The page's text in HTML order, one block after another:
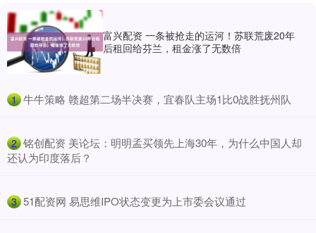
富兴配资 一条被抢走的运河！苏联荒废20年
后租回给芬兰，租金涨了无数倍
1 ​牛牛策略 赣超第二场半决赛，宜春队主场1比0战胜抚州队
2 ​铭创配资 美论坛：明明孟买领先上海30年，为什么中国人却
还认为印度落后？
3 ​51配资网 易思维IPO状态变更为上市委会议通过